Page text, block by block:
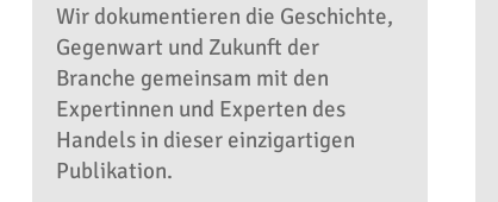
Wir dokumentieren die Geschichte,
Gegenwart und Zukunft der
Branche gemeinsam mit den
Expertinnen und Experten des
Handels in dieser einzigartigen
Publikation.